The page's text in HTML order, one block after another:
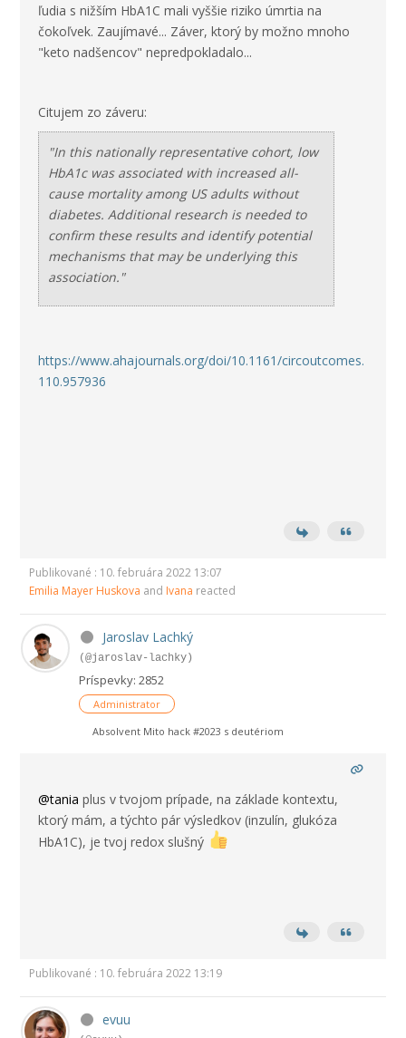
ľudia s nižším HbA1C mali vyššie riziko úmrtia na
čokoľvek. Zaujímavé... Záver, ktorý by možno mnoho
"keto nadšencov" nepredpokladalo...
Citujem zo záveru:
"In this nationally representative cohort, low
HbA1c was associated with increased all-
cause mortality among US adults without
diabetes. Additional research is needed to
confirm these results and identify potential
mechanisms that may be underlying this
association."
https://www.ahajournals.org/doi/10.1161/circoutcomes.
110.957936
Publikované : 10. februára 2022 13:07
Emilia Mayer Huskova and Ivana reacted
Jaroslav Lachký
(@jaroslav-lachky)
Príspevky: 2852
Administrator
Absolvent Mito hack #2023 s deutériom
@tania plus v tvojom prípade, na základe kontextu,
ktorý mám, a týchto pár výsledkov (inzulín, glukóza
HbA1C), je tvoj redox slušný
Publikované : 10. februára 2022 13:19
evuu